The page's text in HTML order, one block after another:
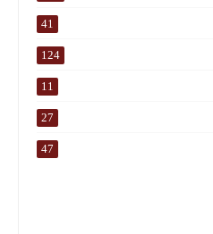
41
124
11
27
47